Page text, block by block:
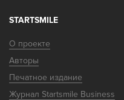
STARTSMILE
О проекте
Авторы
Печатное издание
Журнал Startsmile Business